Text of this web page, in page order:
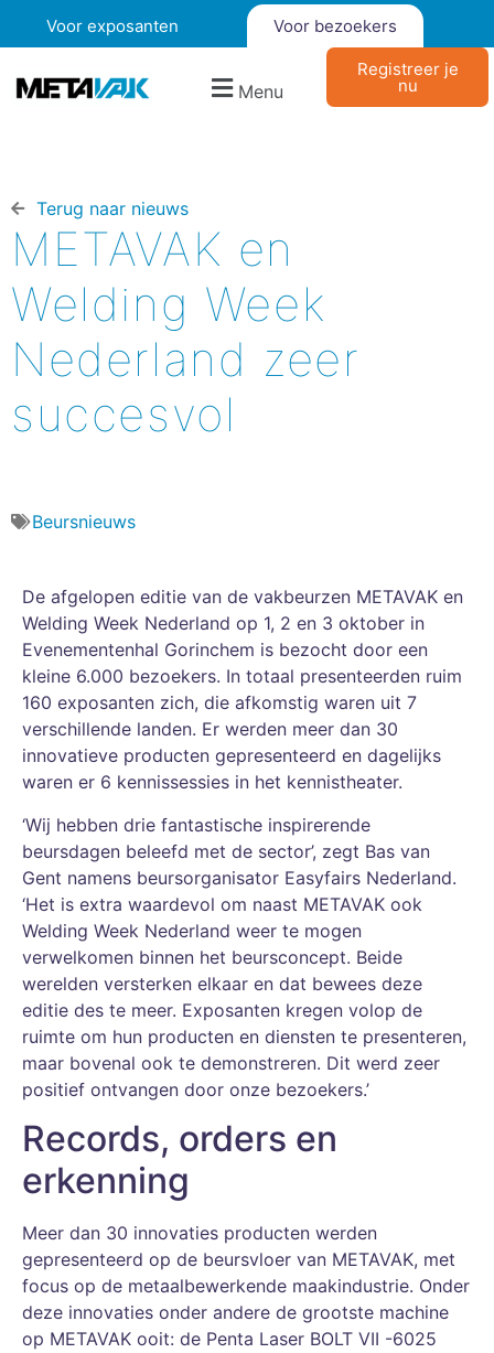
Voor exposanten Voor bezoekers
Menu
Registreer je
nu
Terug naar nieuws​
METAVAK en
Welding Week
Nederland zeer
succesvol
Beursnieuws
De afgelopen editie van de vakbeurzen METAVAK en
Welding Week Nederland op 1, 2 en 3 oktober in
Evenementenhal Gorinchem is bezocht door een
kleine 6.000 bezoekers. In totaal presenteerden ruim
160 exposanten zich, die afkomstig waren uit 7
verschillende landen. Er werden meer dan 30
innovatieve producten gepresenteerd en dagelijks
waren er 6 kennissessies in het kennistheater.
‘Wij hebben drie fantastische inspirerende
beursdagen beleefd met de sector’, zegt Bas van
Gent namens beursorganisator Easyfairs Nederland.
‘Het is extra waardevol om naast METAVAK ook
Welding Week Nederland weer te mogen
verwelkomen binnen het beursconcept. Beide
werelden versterken elkaar en dat bewees deze
editie des te meer. Exposanten kregen volop de
ruimte om hun producten en diensten te presenteren,
maar bovenal ook te demonstreren. Dit werd zeer
positief ontvangen door onze bezoekers.’
Records, orders en
erkenning
Meer dan 30 innovaties producten werden
gepresenteerd op de beursvloer van METAVAK, met
focus op de metaalbewerkende maakindustrie. Onder
deze innovaties onder andere de grootste machine
op METAVAK ooit: de Penta Laser BOLT VII -6025